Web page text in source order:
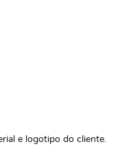
e logotipo do cliente.